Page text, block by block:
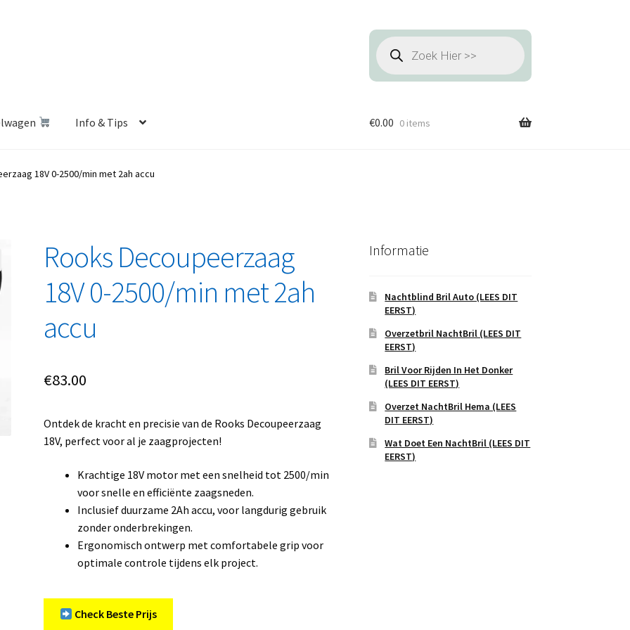
Producten
zoeken
Info & Tips
Shop Betalen en Verzenden
€0.00 0 items
18V 0-2500/min met 2ah accu
Rooks Decoupeerzaag
18V 0-2500/min met 2ah
accu
€83.00
Ontdek de kracht en precisie van de Rooks Decoupeerzaag
18V, perfect voor al je zaagprojecten!
Krachtige 18V motor met een snelheid tot 2500/min
voor snelle en efficiënte zaagsneden.
Inclusief duurzame 2Ah accu, voor langdurig gebruik
zonder onderbrekingen.
Ergonomisch ontwerp met comfortabele grip voor
optimale controle tijdens elk project.
Check Beste Prijs
Informatie
Nachtblind Bril Auto (LEES DIT
EERST)
Overzetbril NachtBril (LEES DIT
EERST)
Bril Voor Rijden In Het Donker
(LEES DIT EERST)
Overzet NachtBril Hema (LEES
DIT EERST)
Wat Doet Een NachtBril (LEES DIT
EERST)